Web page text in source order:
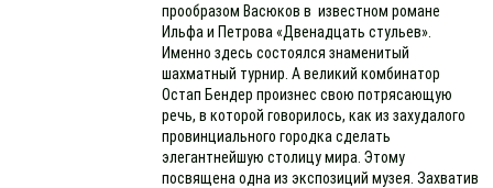
прообразом Васюков в известном романе
Ильфа и Петрова «Двенадцать стульев».
Именно здесь состоялся знаменитый
шахматный турнир. А великий комбинатор
Остап Бендер произнес свою потрясающую
речь, в которой говорилось, как из захудалого
провинциального городка сделать
элегантнейшую столицу мира. Этому
посвящена одна из экспозиций музея. Захватив